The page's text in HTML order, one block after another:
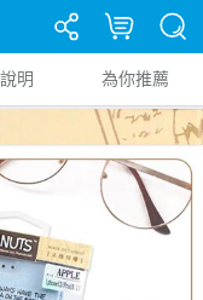
明 為你推薦